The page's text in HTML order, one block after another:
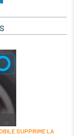
SUPPRIME LA